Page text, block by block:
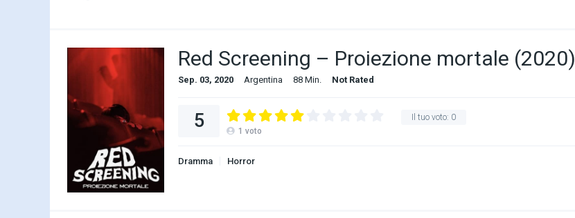
Red Screening – Proiezione mortale (2020)
Sep. 03, 2020 Argentina 88 Min. Not Rated
Il tuo voto: 0
5 1 voto
Dramma Horror